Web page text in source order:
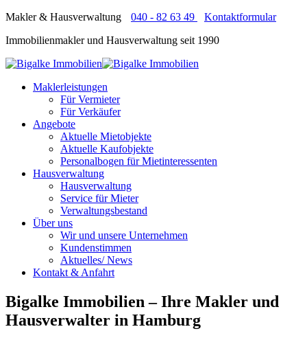
Makler & Hausverwaltung
040 - 82 63 49
Kontaktformular
Immobilienmakler und Hausverwaltung seit 1990
Maklerleistungen
Für Vermieter
Für Verkäufer
Angebote
Aktuelle Mietobjekte
Aktuelle Kaufobjekte
Personalbogen für Mietinteressenten
Hausverwaltung
Hausverwaltung
Service für Mieter
Verwaltungsbestand
Über uns
Wir und unsere Unternehmen
Kundenstimmen
Aktuelles/ News
Kontakt & Anfahrt
Bigalke Immobilien – Ihre Makler und
Hausverwalter in Hamburg